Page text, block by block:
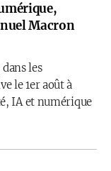
Macron
les
le 1er août à
IA et numérique